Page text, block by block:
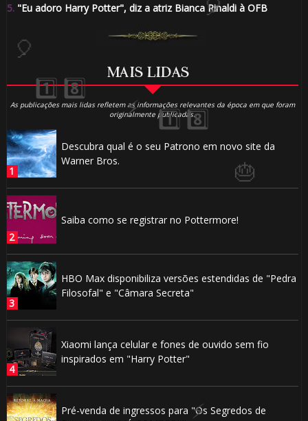
5."Eu adoro Harry Potter", diz a atriz Bianca Rinaldi à OFB
MAIS LIDAS
As publicações mais lidas refletem as informações relevantes da época em que foram
originalmente publicadas.
Descubra qual é o seu Patrono em novo site da
Warner Bros.
Saiba como se registrar no Pottermore!
HBO Max disponibiliza versões estendidas de "Pedra
Filosofal" e "Câmara Secreta"
Xiaomi lança celular e fones de ouvido sem fio
inspirados em "Harry Potter"
Pré-venda de ingressos para "Os Segredos de
🎂
🎂
1️⃣ 8️⃣
⚡
🎂